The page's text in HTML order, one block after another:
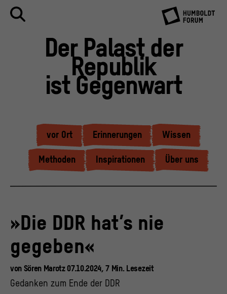
Der Palast der
Republik
ist Gegenwart
vor Ort Erinnerungen Wissen
Methoden Inspirationen Über uns
»Die DDR hat’s nie
gegeben«
von Sören Marotz 07.10.2024, 7 Min. Lesezeit
Gedanken zum Ende der DDR